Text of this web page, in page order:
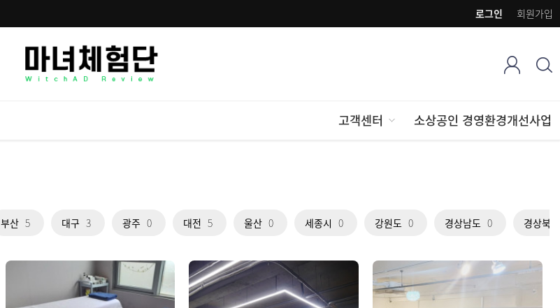
회원가입
로그인
고객센터 소상공인 경영환경개선사업
부산 5 대구 3 광주 0 대전 5 울산 0 세종시 0 강원도 0 경상남도 0 경상북